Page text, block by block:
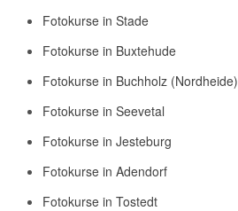
Fotokurse in Stade
Fotokurse in Buxtehude
Fotokurse in Buchholz (Nordheide)
Fotokurse in Seevetal
Fotokurse in Jesteburg
Fotokurse in Adendorf
Fotokurse in Tostedt